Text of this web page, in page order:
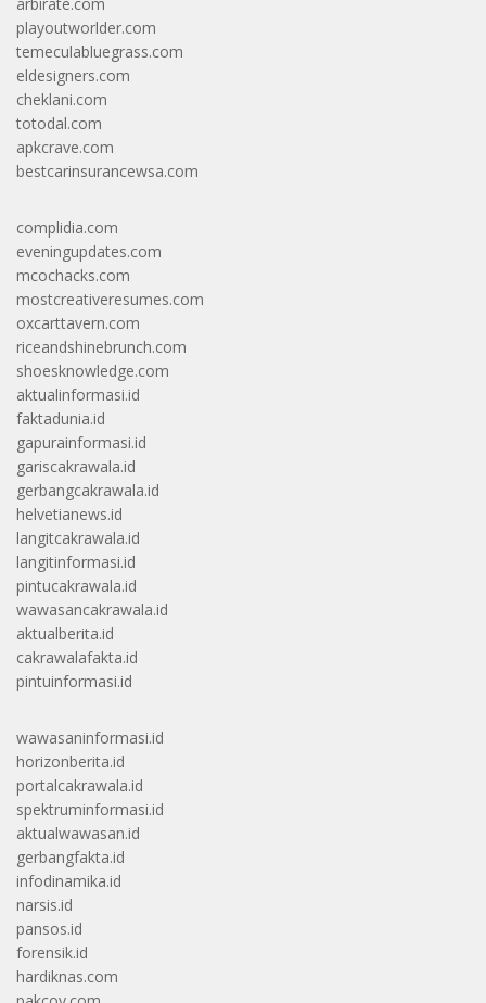
playoutworlder.com
temeculabluegrass.com
eldesigners.com
cheklani.com
totodal.com
apkcrave.com
bestcarinsurancewsa.com
complidia.com
eveningupdates.com
mcochacks.com
mostcreativeresumes.com
oxcarttavern.com
riceandshinebrunch.com
shoesknowledge.com
aktualinformasi.id
faktadunia.id
gapurainformasi.id
gariscakrawala.id
gerbangcakrawala.id
helvetianews.id
langitcakrawala.id
langitinformasi.id
pintucakrawala.id
wawasancakrawala.id
aktualberita.id
cakrawalafakta.id
pintuinformasi.id
wawasaninformasi.id
horizonberita.id
portalcakrawala.id
spektruminformasi.id
aktualwawasan.id
gerbangfakta.id
infodinamika.id
narsis.id
pansos.id
forensik.id
hardiknas.com